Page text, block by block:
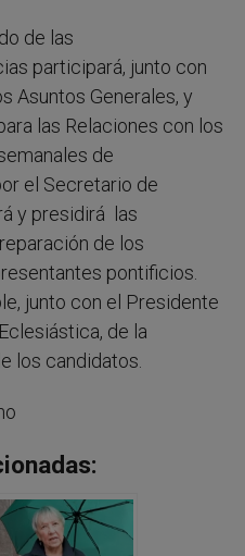
de las
participará, junto con
Asuntos Generales, y
las Relaciones con los
de
el Secretario de
y presidirá las
de los
pontificios.
junto con el Presidente
de la
los candidatos.